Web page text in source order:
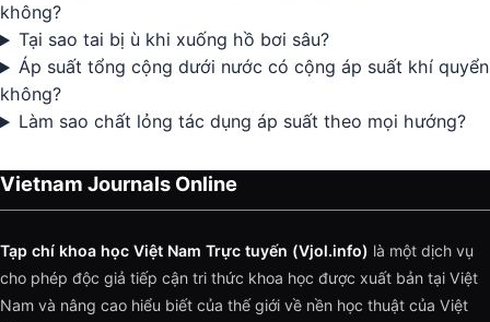
không?
Tại sao tai bị ù khi xuống hồ bơi sâu?
Áp suất tổng cộng dưới nước có cộng áp suất khí quyển
không?
Làm sao chất lỏng tác dụng áp suất theo mọi hướng?
Vietnam Journals Online
Tạp chí khoa học Việt Nam Trực tuyến (Vjol.info) là một dịch vụ
cho phép độc giả tiếp cận tri thức khoa học được xuất bản tại Việt
Nam và nâng cao hiểu biết của thế giới về nền học thuật của Việt